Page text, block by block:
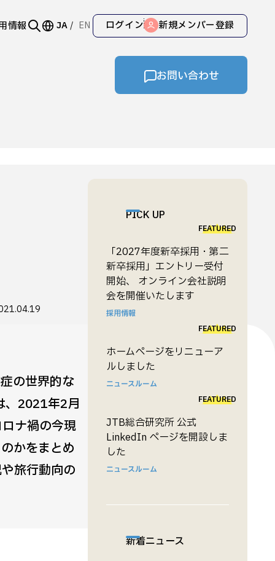
情報 JA EN ログイン 新規メンバー登録
お問い合わせ
の世界的な
、2021年2月
ナ禍の今現
かをまとめ
旅行動向の
PICK UP
FEATURED
「2027年度新卒採用・第二
新卒採用」エントリー受付
開始、 オンライン会社説明
会を開催いたします
採用情報
FEATURED
ホームページをリニューア
ルしました
ニュースルーム
FEATURED
JTB総合研究所 公式
LinkedIn ページを開設しま
した
ニュースルーム
新着ニュース